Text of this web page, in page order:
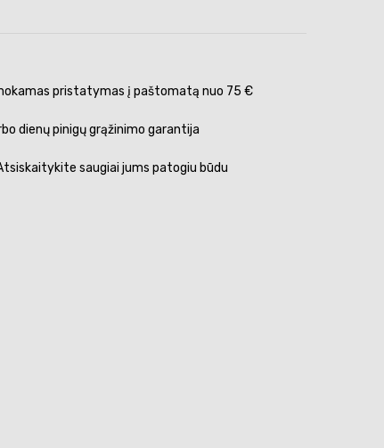
pristatymas į paštomatą nuo 75 €
dienų pinigų grąžinimo garantija
saugiai jums patogiu būdu